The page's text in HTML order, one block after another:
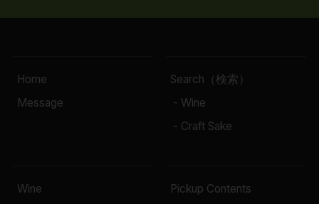
Home
Message
Search（検索）
- Wine
- Craft Sake
Wine
Pickup Contents